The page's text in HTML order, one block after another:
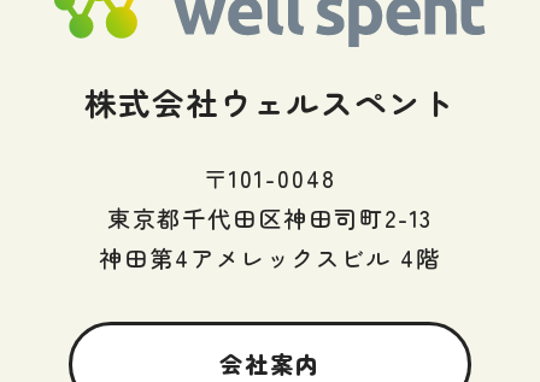
株式会社ウェルスペント
〒101-0048
東京都千代田区神田司町2-13
神田第4アメレックスビル 4階
会社案内